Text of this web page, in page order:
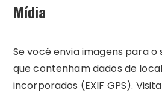
Mídia
Se você envia imagens para o
que contenham dados de
incorporados (EXIF GPS).